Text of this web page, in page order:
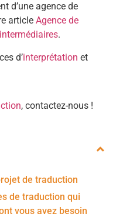
d’une agence de
article Agence de
.
d’interprétation et
, contactez-nous !
de traduction
de traduction qui
vous avez besoin